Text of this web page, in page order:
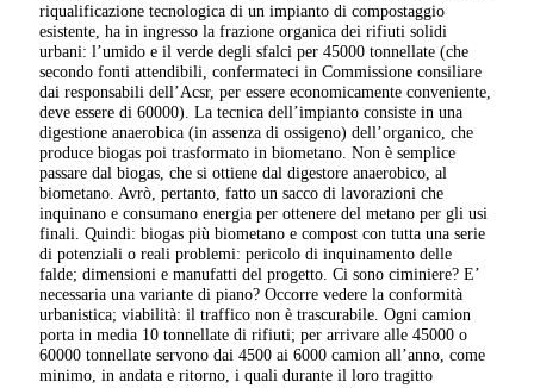
riqualificazione tecnologica di un impianto di compostaggio
esistente, ha in ingresso la frazione organica dei rifiuti solidi
urbani: l’umido e il verde degli sfalci per 45000 tonnellate (che
secondo fonti attendibili, confermateci in Commissione consiliare
dai responsabili dell’Acsr, per essere economicamente conveniente,
deve essere di 60000). La tecnica dell’impianto consiste in una
digestione anaerobica (in assenza di ossigeno) dell’organico, che
produce biogas poi trasformato in biometano. Non è semplice
passare dal biogas, che si ottiene dal digestore anaerobico, al
biometano. Avrò, pertanto, fatto un sacco di lavorazioni che
inquinano e consumano energia per ottenere del metano per gli usi
finali. Quindi: biogas più biometano e compost con tutta una serie
di potenziali o reali problemi: pericolo di inquinamento delle
falde; dimensioni e manufatti del progetto. Ci sono ciminiere? E’
necessaria una variante di piano? Occorre vedere la conformità
urbanistica; viabilità: il traffico non è trascurabile. Ogni camion
porta in media 10 tonnellate di rifiuti; per arrivare alle 45000 o
60000 tonnellate servono dai 4500 ai 6000 camion all’anno, come
minimo, in andata e ritorno, i quali durante il loro tragitto